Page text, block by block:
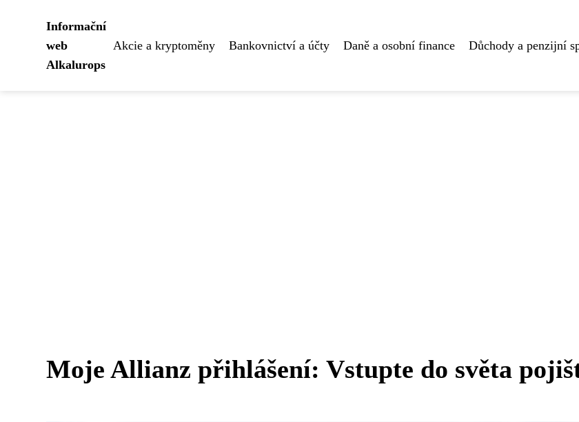
Informační
web
Alkalurops
Akcie a kryptoměny Bankovnictví a účty Daně a osobní finance Důchody a penzijní
Moje Allianz přihlášení: Vstupte do světa